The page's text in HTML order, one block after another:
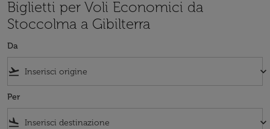
Biglietti per Voli Economici da
Stoccolma a Gibilterra
Da
flight_takeoff keyboard_arrow_down
Per
flight_land keyboard_arrow_down